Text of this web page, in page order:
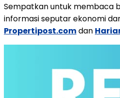
Sempatkan untuk membaca
informasi seputar ekonomi
Propertipost.comdan